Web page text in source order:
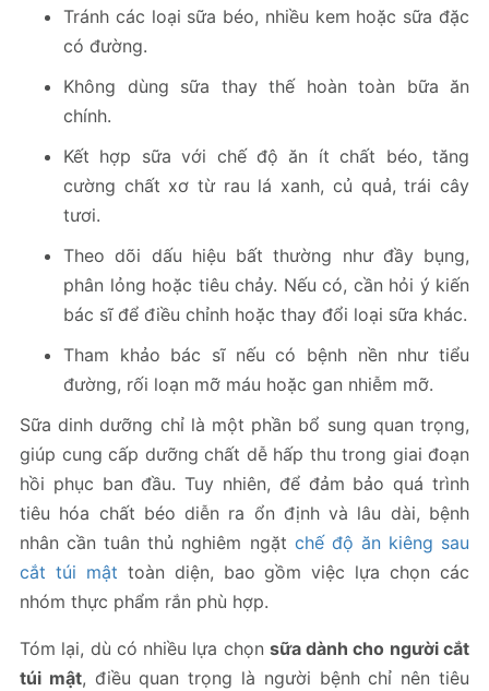
Tránh các loại sữa béo, nhiều kem hoặc sữa đặc
có đường.
Không dùng sữa thay thế hoàn toàn bữa ăn
chính.
Kết hợp sữa với chế độ ăn ít chất béo, tăng
cường chất xơ từ rau lá xanh, củ quả, trái cây
tươi.
Theo dõi dấu hiệu bất thường như đầy bụng,
phân lỏng hoặc tiêu chảy. Nếu có, cần hỏi ý kiến
bác sĩ để điều chỉnh hoặc thay đổi loại sữa khác.
Tham khảo bác sĩ nếu có bệnh nền như tiểu
đường, rối loạn mỡ máu hoặc gan nhiễm mỡ.
Sữa dinh dưỡng chỉ là một phần bổ sung quan trọng,
giúp cung cấp dưỡng chất dễ hấp thu trong giai đoạn
hồi phục ban đầu. Tuy nhiên, để đảm bảo quá trình
tiêu hóa chất béo diễn ra ổn định và lâu dài, bệnh
nhân cần tuân thủ nghiêm ngặt chế độ ăn kiêng sau
cắt túi mật toàn diện, bao gồm việc lựa chọn các
nhóm thực phẩm rắn phù hợp.
Tóm lại, dù có nhiều lựa chọn sữa dành cho người cắt
túi mật, điều quan trọng là người bệnh chỉ nên tiêu